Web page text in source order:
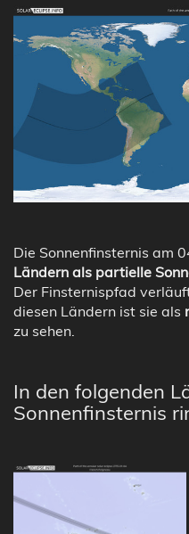
Die Sonnenfinsternis am
Ländern als partielle
Der Finsternispfad
diesen Ländern ist sie als
zu sehen.
In den folgenden
Sonnenfinsternis